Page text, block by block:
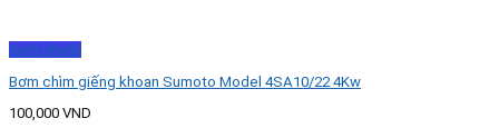
Xem nhanh
Bơm chìm giếng khoan Sumoto Model 4SA10/22 4Kw
100,000 VND